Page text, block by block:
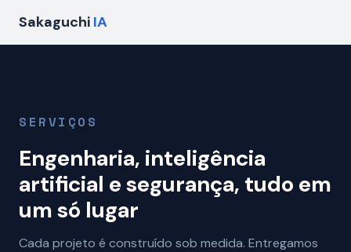
Sakaguchi IA
SERVIÇOS
Engenharia, inteligência
artificial e segurança, tudo em
um só lugar
Cada projeto é construído sob medida. Entregamos